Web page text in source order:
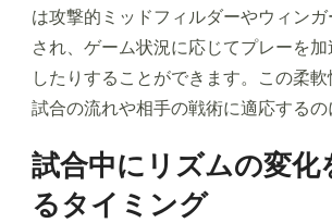
は攻撃的ミッドフィルダーやウィン
され、ゲーム状況に応じてプレーを加
したりすることができます。この柔
試合の流れや相手の戦術に適応するの
試合中にリズムの変化
るタイミング